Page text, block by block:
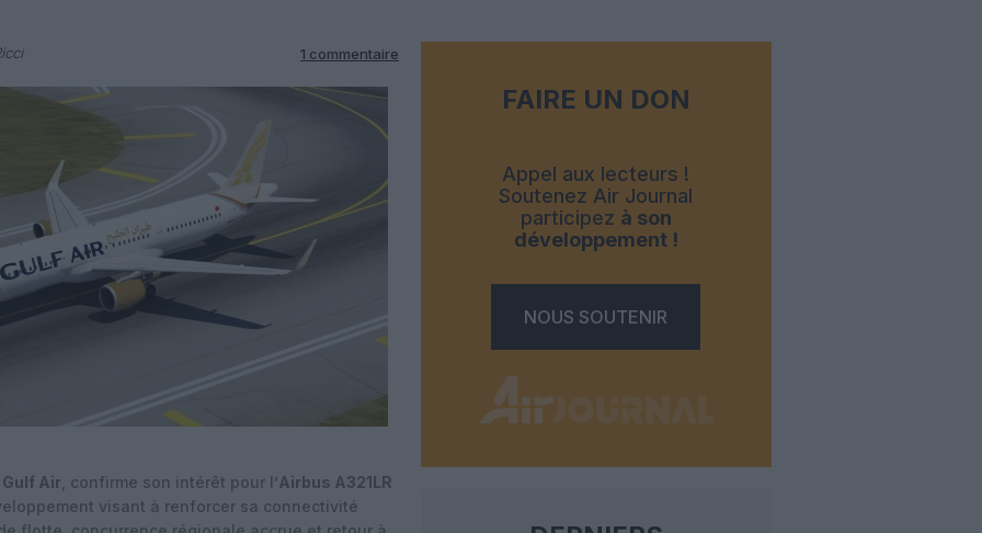
1 commentaire
Gulf Air , confirme son intérêt pour l’Airbus A321LR
visant à renforcer sa connectivité
FAIRE UN DON
Appel aux lecteurs !
Soutenez Air Journal
participez à son
développement !
NOUS SOUTENIR